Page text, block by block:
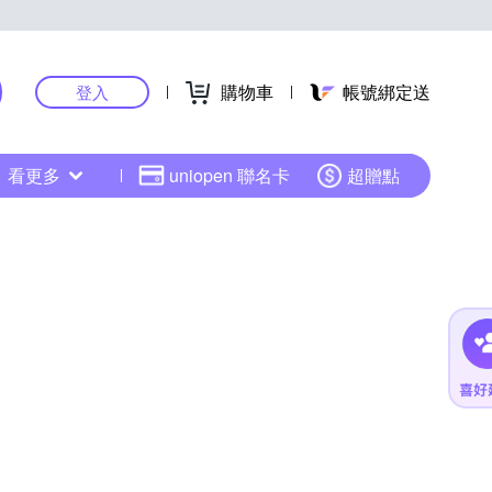
登入 購物車 帳號綁定送
看更多 uniopen 聯名卡 超贈點